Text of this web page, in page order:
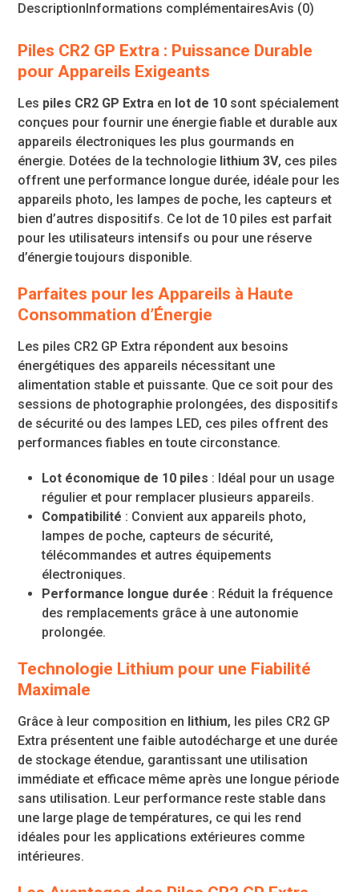
Description Informations complémentairesAvis (0)
Piles CR2 GP Extra : Puissance Durable
pour Appareils Exigeants
Les piles CR2 GP Extra en lot de 10 sont spécialement
conçues pour fournir une énergie fiable et durable aux
appareils électroniques les plus gourmands en
énergie. Dotées de la technologie lithium 3V, ces piles
offrent une performance longue durée, idéale pour les
appareils photo, les lampes de poche, les capteurs et
bien d’autres dispositifs. Ce lot de 10 piles est parfait
pour les utilisateurs intensifs ou pour une réserve
d’énergie toujours disponible.
Parfaites pour les Appareils à Haute
Consommation d’Énergie
Les piles CR2 GP Extra répondent aux besoins
énergétiques des appareils nécessitant une
alimentation stable et puissante. Que ce soit pour des
sessions de photographie prolongées, des dispositifs
de sécurité ou des lampes LED, ces piles offrent des
performances fiables en toute circonstance.
Lot économique de 10 piles : Idéal pour un usage
régulier et pour remplacer plusieurs appareils.
Compatibilité : Convient aux appareils photo,
lampes de poche, capteurs de sécurité,
télécommandes et autres équipements
électroniques.
Performance longue durée : Réduit la fréquence
des remplacements grâce à une autonomie
prolongée.
Technologie Lithium pour une Fiabilité
Maximale
Grâce à leur composition en lithium, les piles CR2 GP
Extra présentent une faible autodécharge et une durée
de stockage étendue, garantissant une utilisation
immédiate et efficace même après une longue période
sans utilisation. Leur performance reste stable dans
une large plage de températures, ce qui les rend
idéales pour les applications extérieures comme
intérieures.